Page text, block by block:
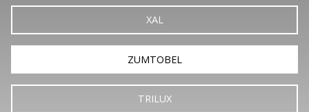
XAL
ZUMTOBEL
TRILUX